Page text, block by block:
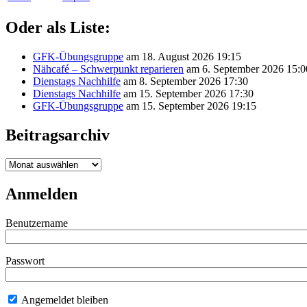
Oder als Liste:
GFK-Übungsgruppe am 18. August 2026 19:15
Nähcafé – Schwerpunkt reparieren am 6. September 2026
Dienstags Nachhilfe am 8. September 2026 17:30
Dienstags Nachhilfe am 15. September 2026 17:30
GFK-Übungsgruppe am 15. September 2026 19:15
Beitragsarchiv
Beitragsarchiv
Anmelden
Benutzername
Passwort
Angemeldet bleiben